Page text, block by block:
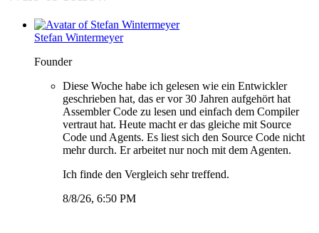
Stefan Wintermeyer
Founder
Diese Woche habe ich gelesen wie ein Entwickler
geschrieben hat, das er vor 30 Jahren aufgehört hat
Assembler Code zu lesen und einfach dem Compiler
vertraut hat. Heute macht er das gleiche mit Source
Code und Agents. Es liest sich den Source Code nicht
mehr durch. Er arbeitet nur noch mit dem Agenten.
Ich finde den Vergleich sehr treffend.
8/8/26, 6:50 PM